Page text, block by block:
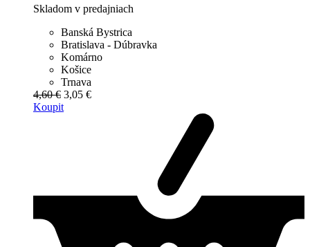
Skladom v predajniach
Banská Bystrica
Bratislava - Dúbravka
Komárno
Košice
Trnava
4,60 € 3,05 €
Koupit